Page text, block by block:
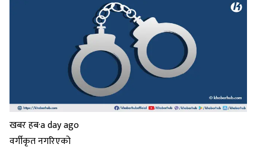
खबर हब·a day ago
वर्गीकृत नगरिएको